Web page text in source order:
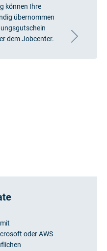
können Ihre
übernommen
dem Jobcenter.
oder AWS